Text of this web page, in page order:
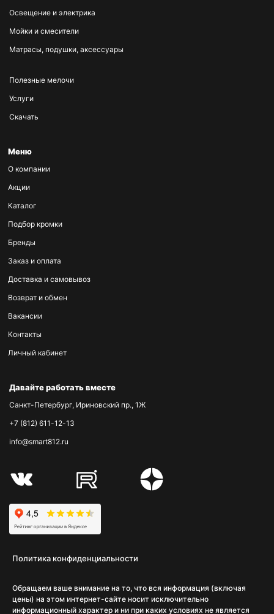
Освещение и электрика
Мойки и смесители
Матрасы, подушки, аксессуары
Полезные мелочи
Услуги
Скачать
Меню
О компании
Акции
Каталог
Подбор кромки
Бренды
Заказ и оплата
Доставка и самовывоз
Возврат и обмен
Вакансии
Контакты
Личный кабинет
Давайте работать вместе
Санкт-Петербург, Ириновский пр., 1Ж
+7 (812) 611-12-13
info@smart812.ru
Политика конфиденциальности
Обращаем ваше внимание на то, что вся информация (включая
цены) на этом интернет-сайте носит исключительно
информационный характер и ни при каких условиях не является